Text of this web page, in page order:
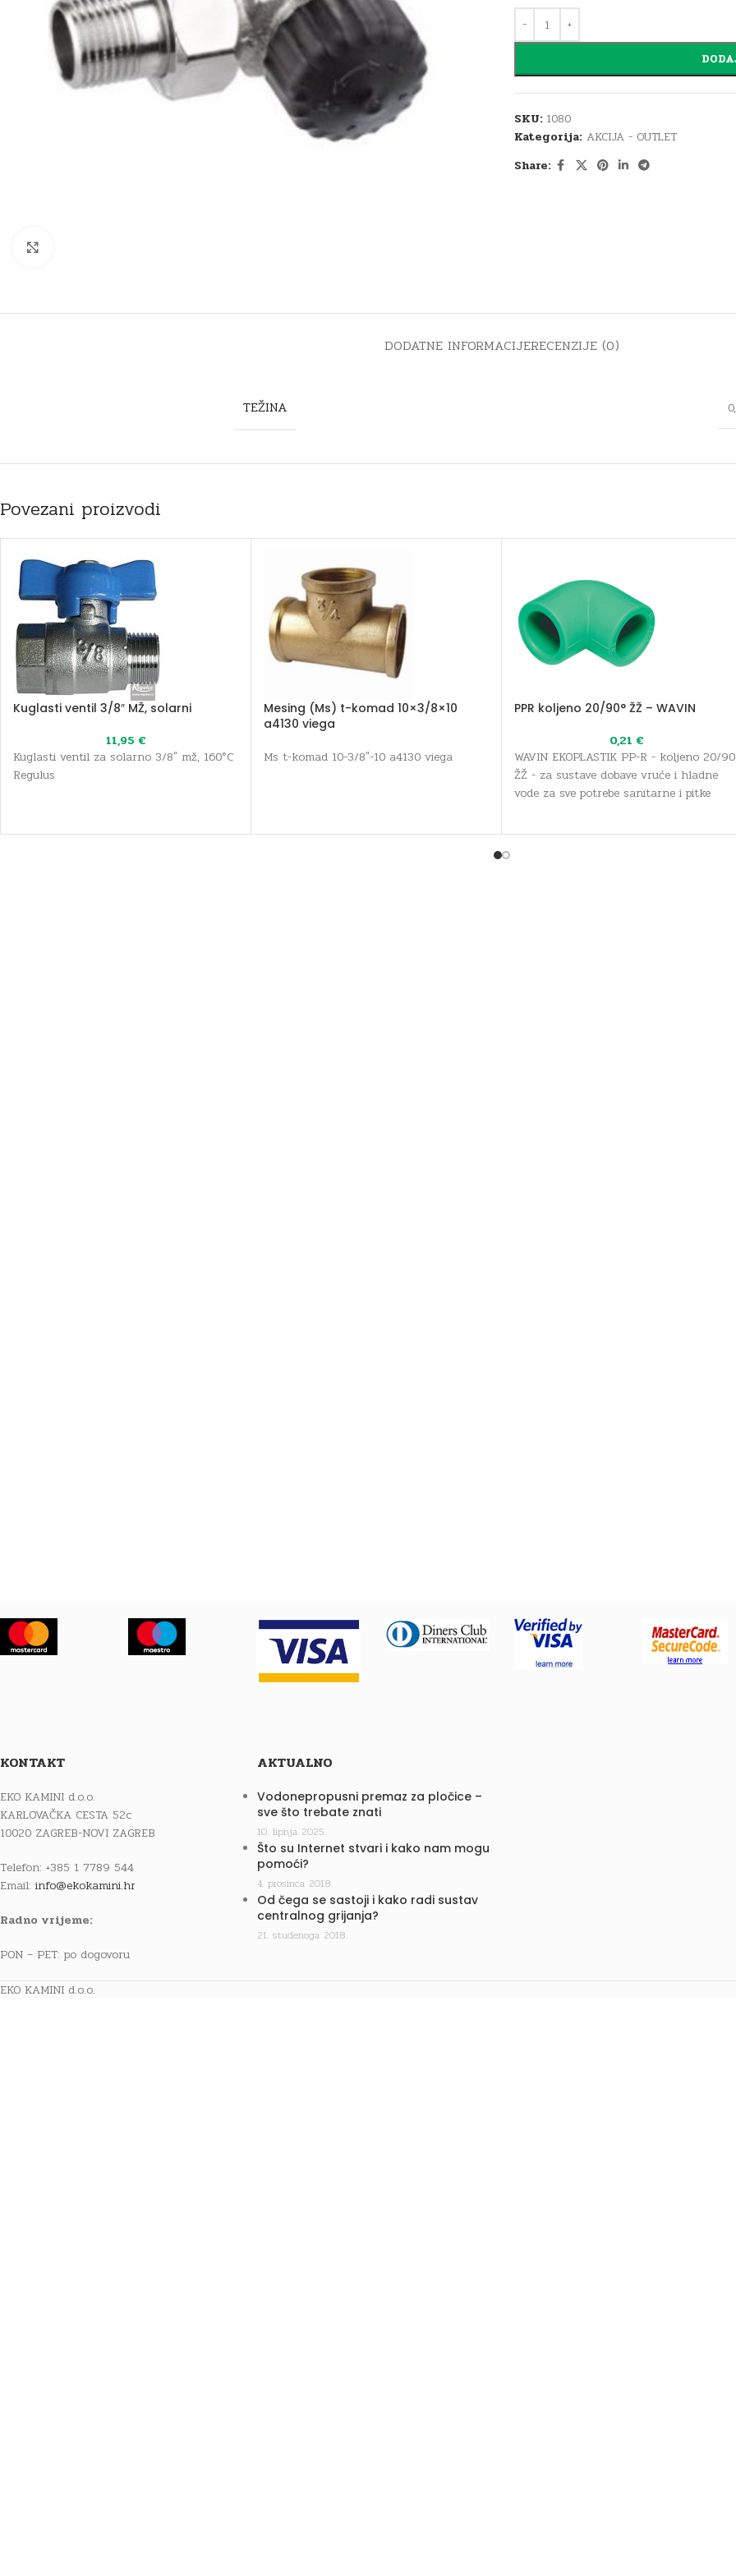
SKU: 1080
Kategorija: AKCIJA - OUTLET
Share:
DODATNE INFORMACIJERECENZIJE (0)
TEŽINA
Povezani proizvodi
Kuglasti ventil 3/8″ MŽ, solarni
11,95 €
Kuglasti ventil za solarno 3/8" mž, 160°C
Regulus
Mesing (Ms) t-komad 10×3/8×10
a4130 viega
Ms t-komad 10-3/8"-10 a4130 viega
PPR koljeno 20/90° ŽŽ – WAVIN
0,21 €
WAVIN EKOPLASTIK PP-R - koljeno 20/90
ŽŽ - za sustave dobave vruće i hladne
vode za sve potrebe sanitarne i pitke
KONTAKT
EKO KAMINI d.o.o.
KARLOVAČKA CESTA 52c
10020 ZAGREB-NOVI ZAGREB
Telefon: +385 1 7789 544
Email: info@ekokamini.hr
Radno vrijeme:
PON – PET: po dogovoru
AKTUALNO
Vodonepropusni premaz za pločice –
sve što trebate znati
10. lipnja 2025.
Što su Internet stvari i kako nam mogu
pomoći?
4. prosinca 2018.
Od čega se sastoji i kako radi sustav
centralnog grijanja?
21. studenoga 2018.
EKO KAMINI d.o.o.